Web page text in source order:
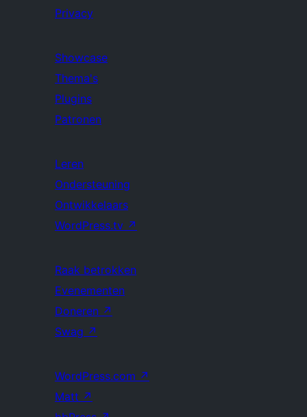
Privacy
Showcase
Thema's
Plugins
Patronen
Leren
Ondersteuning
Ontwikkelaars
WordPress.tv ↗
Raak betrokken
Evenementen
Doneren ↗
Swag ↗
WordPress.com ↗
Matt ↗